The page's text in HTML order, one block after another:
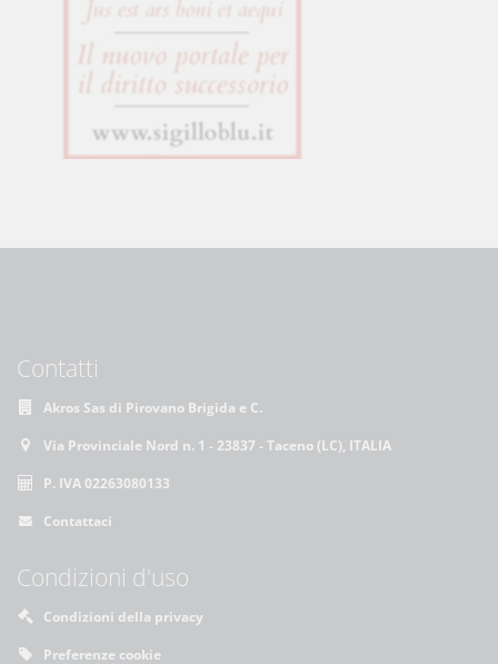
Contatti
Akros Sas di Pirovano Brigida e C.
Via Provinciale Nord n. 1 - 23837 - Taceno (LC), ITALIA
P. IVA 02263080133
Contattaci
Condizioni d'uso
Condizioni della privacy
Preferenze cookie